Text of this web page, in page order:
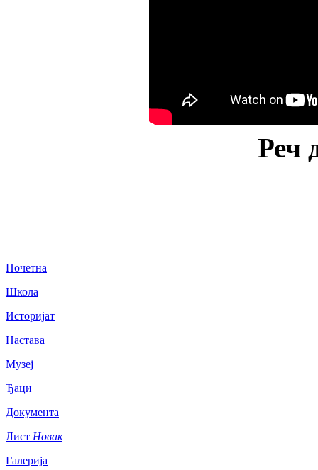
Реч
Почетна
Школа
Историјат
Настава
Музеј
Ђаци
Документа
Лист Новак
Галерија